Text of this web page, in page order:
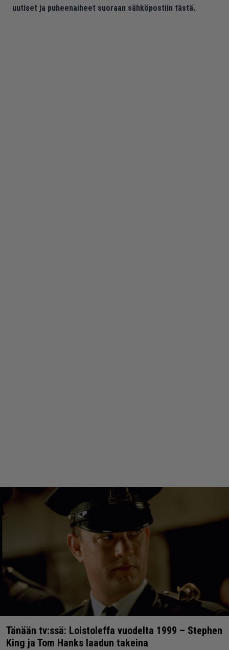
uutiset ja puheenaiheet suoraan sähköpostiin tästä.
Tänään tv:ssä: Loistoleffa vuodelta 1999 – Stephen
King ja Tom Hanks laadun takeina